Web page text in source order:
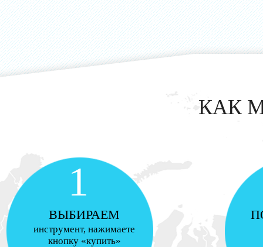
КАК
1
ВЫБИРАЕМ
инструмент, нажимаете
кнопку «купить»